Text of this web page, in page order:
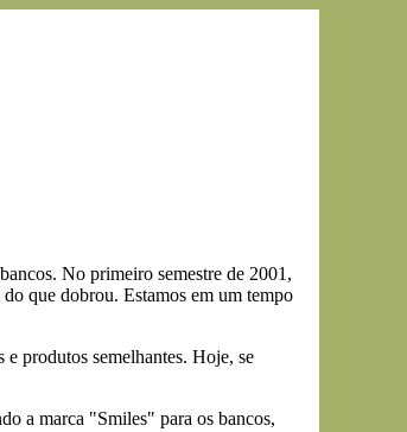
No primeiro semestre de 2001,
que dobrou. Estamos em um tempo
produtos semelhantes. Hoje, se
a marca "Smiles" para os bancos,